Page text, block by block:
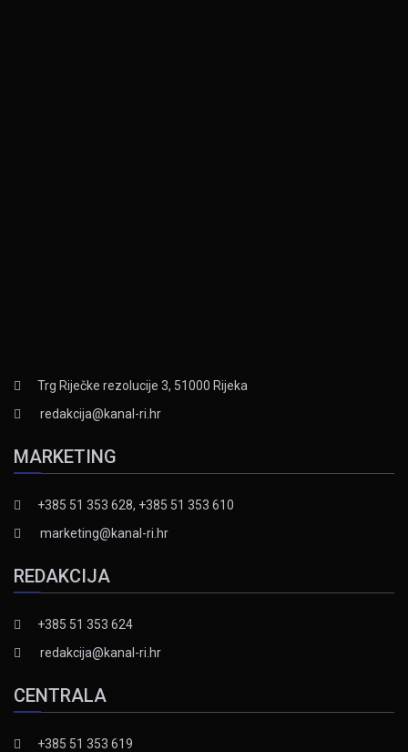
Trg Riječke rezolucije 3, 51000 Rijeka
redakcija@kanal-ri.hr
MARKETING
+385 51 353 628, +385 51 353 610
marketing@kanal-ri.hr
REDAKCIJA
+385 51 353 624
redakcija@kanal-ri.hr
CENTRALA
+385 51 353 619